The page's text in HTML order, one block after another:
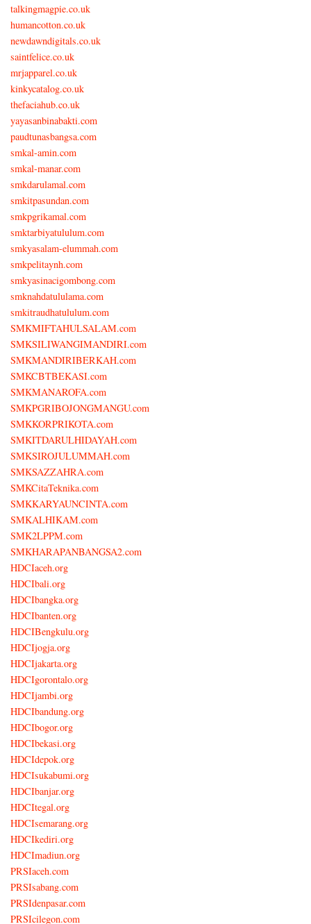
talkingmagpie.co.uk
humancotton.co.uk
newdawndigitals.co.uk
saintfelice.co.uk
mrjapparel.co.uk
kinkycatalog.co.uk
thefaciahub.co.uk
yayasanbinabakti.com
paudtunasbangsa.com
smkal-amin.com
smkal-manar.com
smkdarulamal.com
smkitpasundan.com
smkpgrikamal.com
smktarbiyatululum.com
smkyasalam-elummah.com
smkpelitaynh.com
smkyasinacigombong.com
smknahdatululama.com
smkitraudhatululum.com
SMKMIFTAHULSALAM.com
SMKSILIWANGIMANDIRI.com
SMKMANDIRIBERKAH.com
SMKCBTBEKASI.com
SMKMANAROFA.com
SMKPGRIBOJONGMANGU.com
SMKKORPRIKOTA.com
SMKITDARULHIDAYAH.com
SMKSIROJULUMMAH.com
SMKSAZZAHRA.com
SMKCitaTeknika.com
SMKKARYAUNCINTA.com
SMKALHIKAM.com
SMK2LPPM.com
SMKHARAPANBANGSA2.com
HDCIaceh.org
HDCIbali.org
HDCIbangka.org
HDCIbanten.org
HDCIBengkulu.org
HDCIjogja.org
HDCIjakarta.org
HDCIgorontalo.org
HDCIjambi.org
HDCIbandung.org
HDCIbogor.org
HDCIbekasi.org
HDCIdepok.org
HDCIsukabumi.org
HDCIbanjar.org
HDCItegal.org
HDCIsemarang.org
HDCIkediri.org
HDCImadiun.org
PRSIaceh.com
PRSIsabang.com
PRSIdenpasar.com
PRSIcilegon.com